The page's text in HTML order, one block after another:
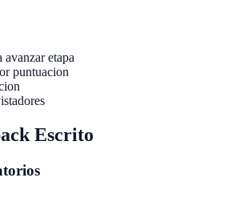
etapa
puntuacion
Escrito